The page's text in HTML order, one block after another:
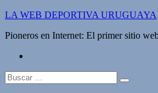
Saltar
contenido
LA WEB DEPORTIVA URUGUAYA
Pioneros en Internet: El primer sitio
Buscar: